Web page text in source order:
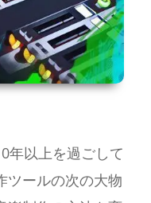
年以上を過ごして
ツールの次の大物